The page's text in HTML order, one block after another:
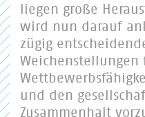
liegen große
wird nun darauf
zügig
Weichenstellungen
und den
Zusammenhalt